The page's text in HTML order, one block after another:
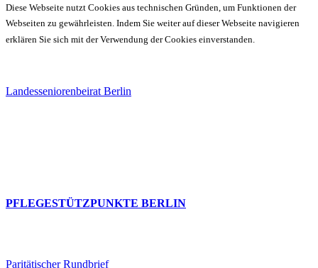
Diese Webseite nutzt Cookies aus technischen Gründen, um Funktionen der
Webseiten zu gewährleisten. Indem Sie weiter auf dieser Webseite navigieren
erklären Sie sich mit der Verwendung der Cookies einverstanden.
Landesseniorenbeirat Berlin
PFLEGESTÜTZPUNKTE BERLIN
Paritätischer Rundbrief